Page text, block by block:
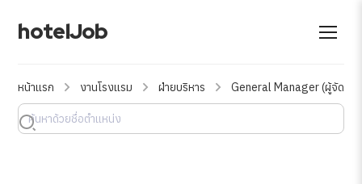
hotelJob
หน้าแรก งานโรงแรม ฝ่ายบริหาร General Manager (ผู้จัดการ